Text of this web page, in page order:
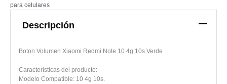
para celulares
Descripción
Boton Volumen Xiaomi Redmi Note 10 4g 10s Verde
Características del producto:
Modelo Compatible: 10 4g 10s.